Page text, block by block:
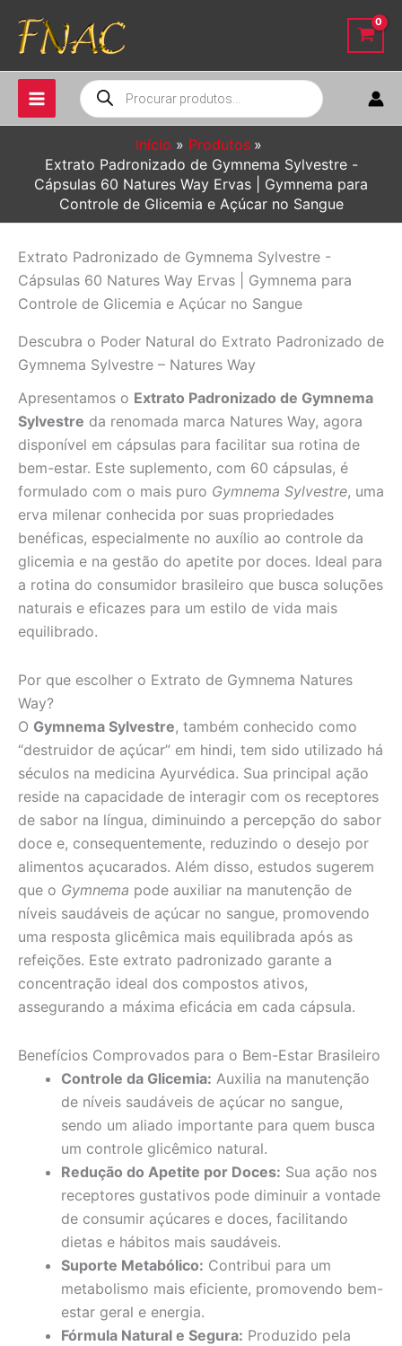
para
conteúdo
Pesquisar
produtos
Início
Produtos
Extrato Padronizado de Gymnema Sylvestre -
Cápsulas 60 Natures Way Ervas | Gymnema para
Controle de Glicemia e Açúcar no Sangue
Extrato Padronizado de Gymnema Sylvestre -
Cápsulas 60 Natures Way Ervas | Gymnema para
Controle de Glicemia e Açúcar no Sangue
Descubra o Poder Natural do Extrato Padronizado de
Gymnema Sylvestre – Natures Way
Apresentamos o Extrato Padronizado de Gymnema
Sylvestre da renomada marca Natures Way, agora
disponível em cápsulas para facilitar sua rotina de
bem-estar. Este suplemento, com 60 cápsulas, é
formulado com o mais puro Gymnema Sylvestre, uma
erva milenar conhecida por suas propriedades
benéficas, especialmente no auxílio ao controle da
glicemia e na gestão do apetite por doces. Ideal para
a rotina do consumidor brasileiro que busca soluções
naturais e eficazes para um estilo de vida mais
equilibrado.
Por que escolher o Extrato de Gymnema Natures
Way?
O Gymnema Sylvestre, também conhecido como
“destruidor de açúcar” em hindi, tem sido utilizado há
séculos na medicina Ayurvédica. Sua principal ação
reside na capacidade de interagir com os receptores
de sabor na língua, diminuindo a percepção do sabor
doce e, consequentemente, reduzindo o desejo por
alimentos açucarados. Além disso, estudos sugerem
que o Gymnema pode auxiliar na manutenção de
níveis saudáveis de açúcar no sangue, promovendo
uma resposta glicêmica mais equilibrada após as
refeições. Este extrato padronizado garante a
concentração ideal dos compostos ativos,
assegurando a máxima eficácia em cada cápsula.
Benefícios Comprovados para o Bem-Estar Brasileiro
Controle da Glicemia: Auxilia na manutenção
de níveis saudáveis de açúcar no sangue,
sendo um aliado importante para quem busca
um controle glicêmico natural.
Redução do Apetite por Doces: Sua ação nos
receptores gustativos pode diminuir a vontade
de consumir açúcares e doces, facilitando
dietas e hábitos mais saudáveis.
Suporte Metabólico: Contribui para um
metabolismo mais eficiente, promovendo bem-
estar geral e energia.
Fórmula Natural e Segura: Produzido pela